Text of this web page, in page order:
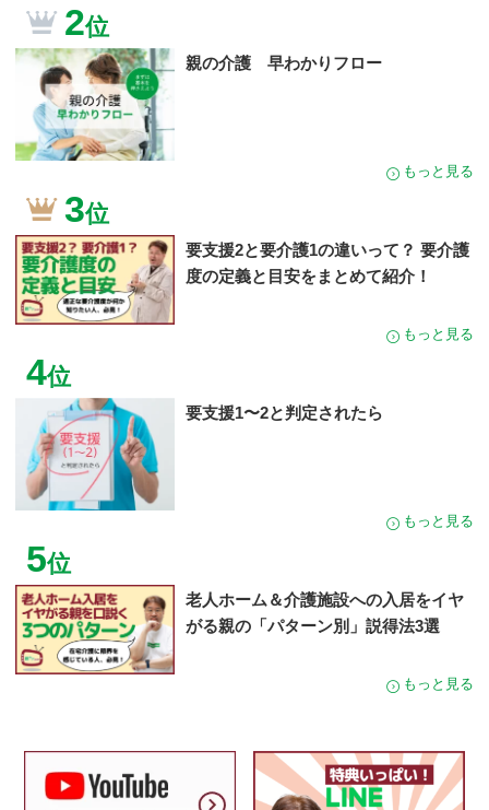
2位
親の介護 早わかりフロー
もっと見る
3位
要支援2と要介護1の違いって？ 要介護
度の定義と目安をまとめて紹介！
もっと見る
4位
要支援1〜2と判定されたら
もっと見る
5位
老人ホーム＆介護施設への入居をイヤ
がる親の「パターン別」説得法3選
もっと見る